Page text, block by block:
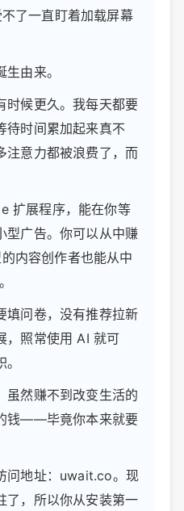
了一直盯着加载屏幕
由来。
时候更久。我每天都要
待时间累加起来真不
注意力都被浪费了，而
扩展程序，能在你等
型广告。你可以从中赚
内容创作者也能从中
填问卷，没有推荐拉新
，照常使用 AI 就可
虽然赚不到改变生活的
钱——毕竟你本来就要
问地址：uwait.co。现
了，所以你从安装第一